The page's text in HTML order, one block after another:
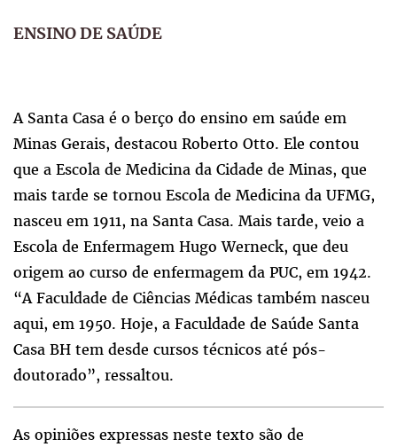
ENSINO DE SAÚDE
A Santa Casa é o berço do ensino em saúde em
Minas Gerais, destacou Roberto Otto. Ele contou
que a Escola de Medicina da Cidade de Minas, que
mais tarde se tornou Escola de Medicina da UFMG,
nasceu em 1911, na Santa Casa. Mais tarde, veio a
Escola de Enfermagem Hugo Werneck, que deu
origem ao curso de enfermagem da PUC, em 1942.
“A Faculdade de Ciências Médicas também nasceu
aqui, em 1950. Hoje, a Faculdade de Saúde Santa
Casa BH tem desde cursos técnicos até pós-
doutorado”, ressaltou.
As opiniões expressas neste texto são de